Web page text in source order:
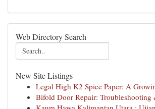
Web Directory Search
New Site Listings
Legal High K2 Spice Paper: A
Bifold Door Repair: Troubleshooting